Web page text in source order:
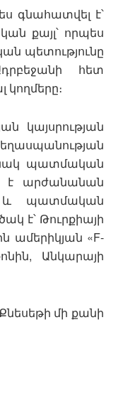
գնահատվել է՝
քայլ՝ որպես
պետությունը
հետ
կողմերը։
կայսրության
պատմական
է արժանանան
և պատմական
է՝ Թուրքիայի
ամերիկյան «F-
Անկարայի
մի քանի